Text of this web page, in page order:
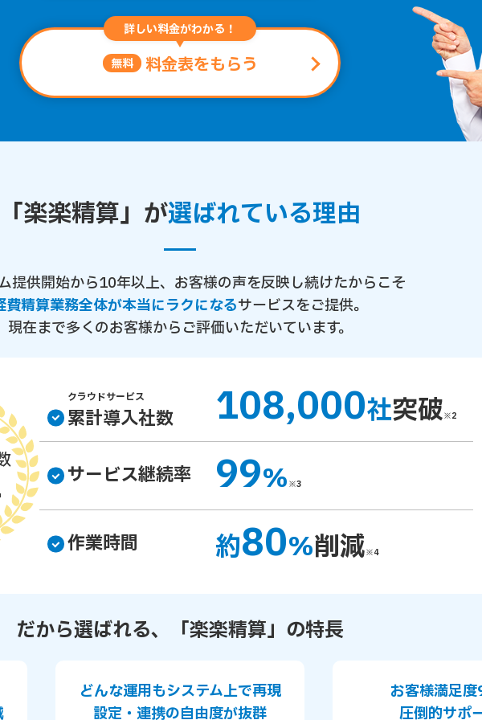
詳しい料金がわかる！
無料 料金表をもらう
「楽楽精算」が選ばれている理由
提供開始から10年以上、お客様の声を反映し続けたからこそ
費精算業務全体が本当にラクになるサービスをご提供。
現在まで多くのお客様からご評価いただいています。
クラウドサービス
累計導入社数 108,000社突破※2
サービス継続率 99% ※3
作業時間 約80%削減※4
だから選ばれる、 「楽楽精算」の特長
どんな運用もシステム上で再現
設定・連携の自由度が抜群
お客様満足
圧倒的サポ